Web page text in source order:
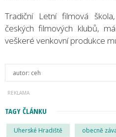
Tradiční Letní filmová
českých filmových klubů,
veškeré venkovní produkce
autor: ceh
TAGY ČLÁNKU
Uherské Hradiště obecně